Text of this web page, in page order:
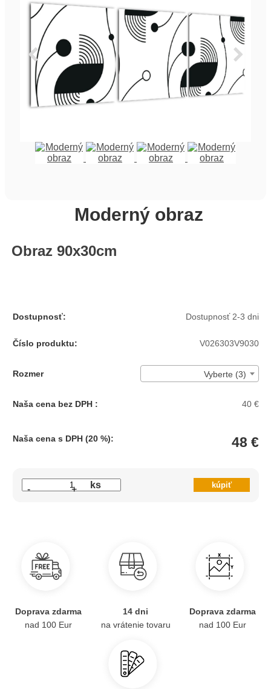
Moderný obraz
Obraz 90x30cm
Dostupnosť: Dostupnosť 2-3 dni
Číslo produktu: V026303V9030
Rozmer Vyberte (3)
Naša cena bez DPH : 40 €
Naša cena s DPH (20 %): 48 €
- + ks
Doprava zdarma
nad 100 Eur
14 dni
na vrátenie tovaru
Doprava zdarma
nad 100 Eur